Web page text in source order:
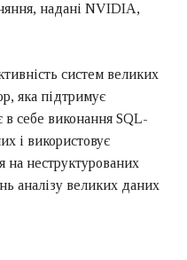
надані NVIDIA,
систем великих
яка підтримує
себе виконання SQL-
і використовує
на неструктурованих
аналізу великих даних